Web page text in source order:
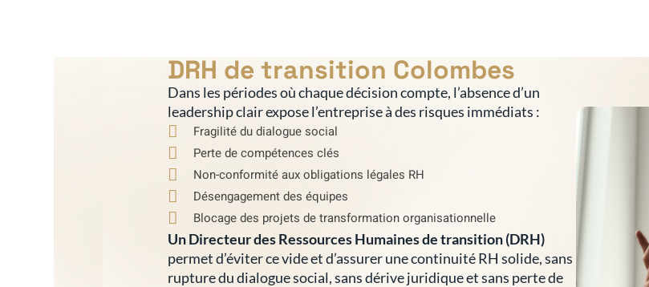
DRH de transition Colombes
Dans les périodes où chaque décision compte, l’absence d’un
leadership clair expose l’entreprise à des risques immédiats :
Fragilité du dialogue social
Perte de compétences clés
Non-conformité aux obligations légales RH
Désengagement des équipes
Blocage des projets de transformation organisationnelle
Un Directeur des Ressources Humaines de transition (DRH)
permet d’éviter ce vide et d’assurer une continuité RH solide, sans
rupture du dialogue social, sans dérive juridique et sans perte de